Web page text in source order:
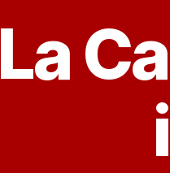
La